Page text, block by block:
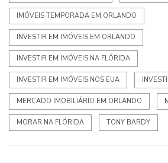
IMÓVEIS TEMPORADA EM ORLANDO
INVESTIR EM IMÓVEIS EM ORLANDO
INVESTIR EM IMÓVEIS NA FLÓRIDA
INVESTIR EM IMÓVEIS NOS EUA
MERCADO IMOBILIÁRIO EM ORLANDO
MORAR NA FLÓRIDA TONY BARDY